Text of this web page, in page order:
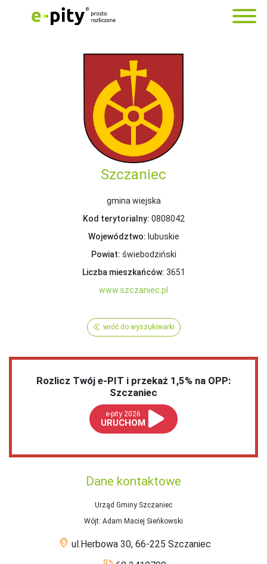
Szczaniec
gmina wiejska
Kod terytorialny: 0808042
Województwo: lubuskie
Powiat: świebodziński
Liczba mieszkańców: 3651
www.szczaniec.pl
wróć do wyszukiwarki
Rozlicz Twój e-PIT i przekaż 1,5% na OPP:
Szczaniec
e-pity 2026
URUCHOM
Dane kontaktowe
Urząd Gminy Szczaniec
Wójt: Adam Maciej Sieńkowski
ul.Herbowa 30, 66-225 Szczaniec